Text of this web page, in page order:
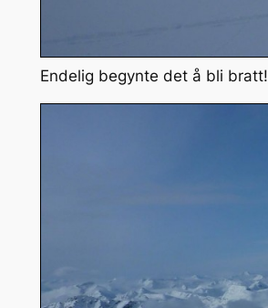
Endelig begynte det å bli bratt!